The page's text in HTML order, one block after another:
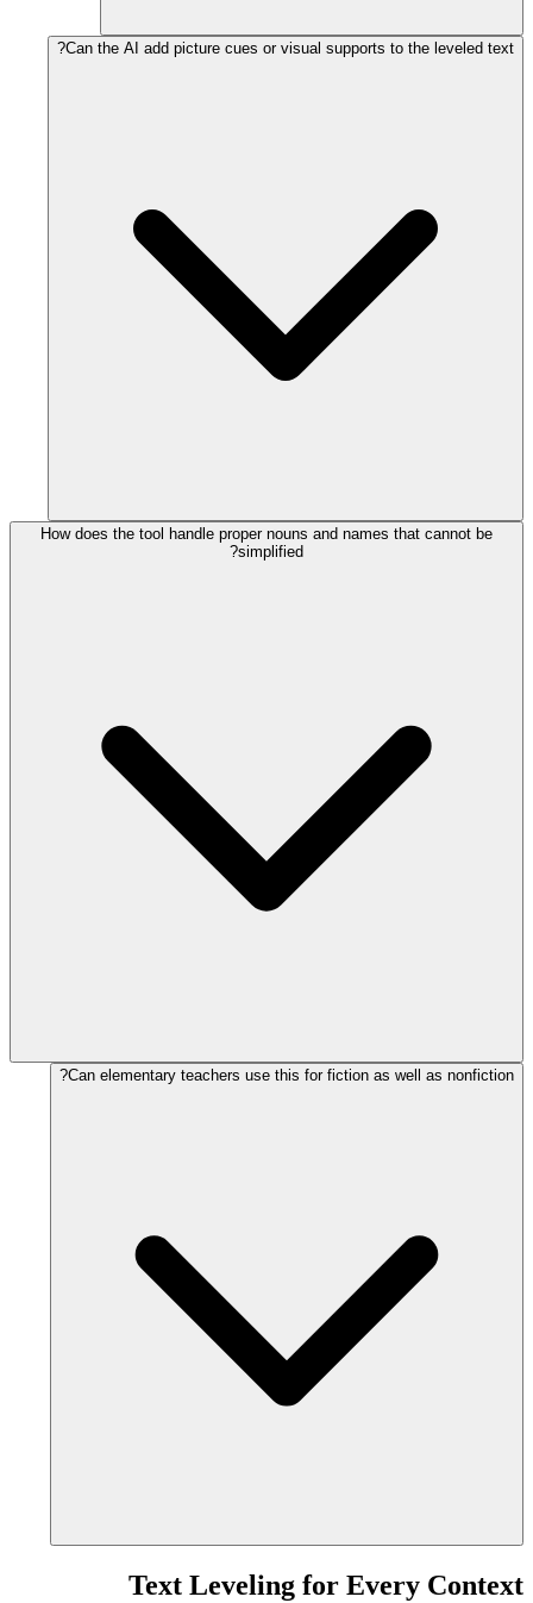
Can the AI add picture cues or visual supports to the leveled text?
How does the tool handle proper nouns and names that cannot be
simplified?
Can elementary teachers use this for fiction as well as nonfiction?
Text Leveling for Every Context